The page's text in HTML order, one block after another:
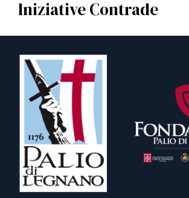
Iniziative Contrade